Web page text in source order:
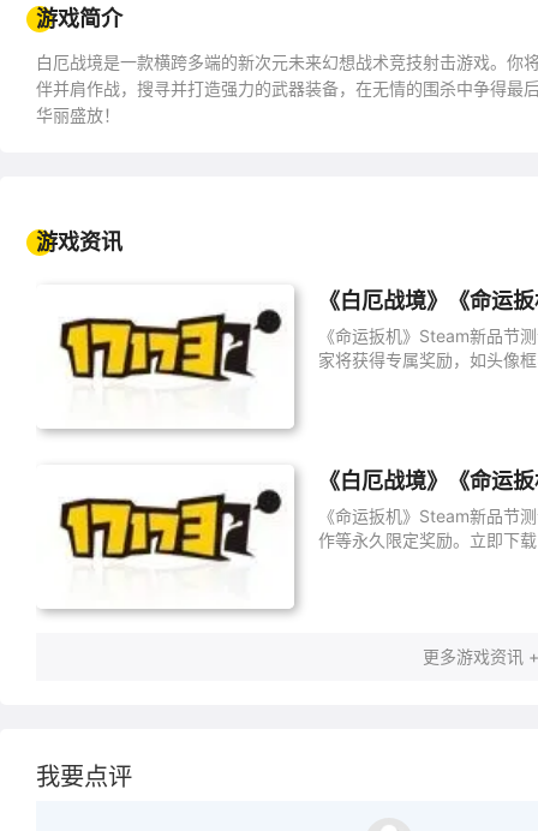
游戏简介
白厄战境是一款横跨多端的新次元未来幻想战术竞技射击游戏。你
伴并肩作战，搜寻并打造强力的武器装备，在无情的围杀中争得最
华丽盛放！
游戏资讯
《白厄战境》《命运
《命运扳机》Steam新品节
家将获得专属奖励，如头像
《白厄战境》《命运
《命运扳机》Steam新品节
作等永久限定奖励。立即下
更多游戏资讯 +
我要点评